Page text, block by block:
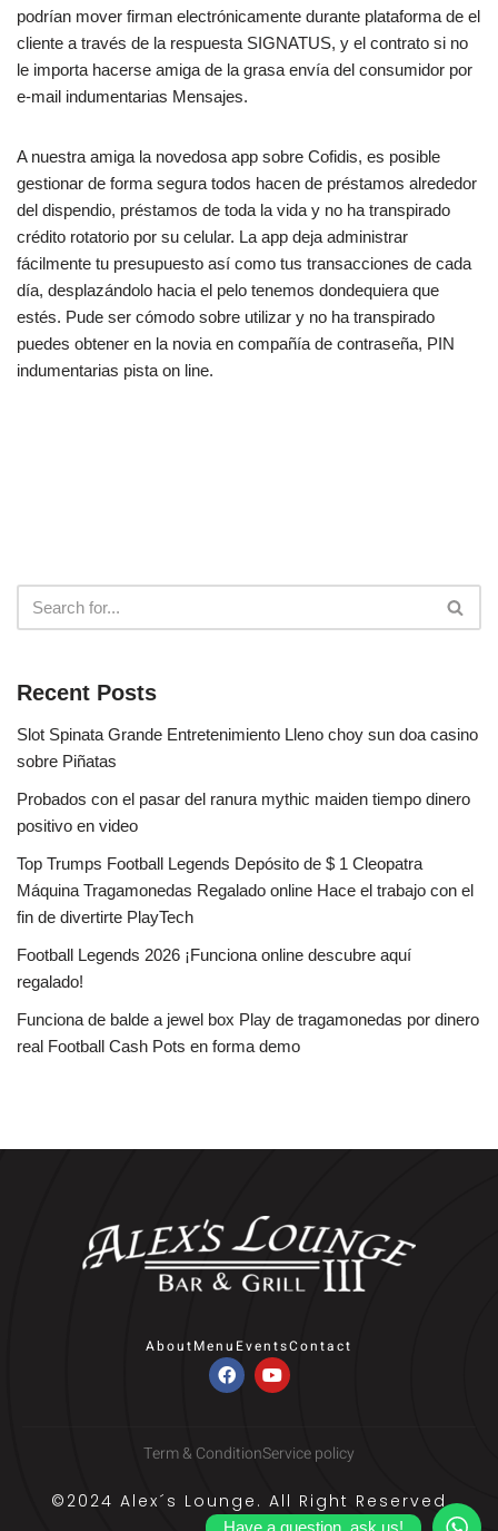
podrí­an mover firman electrónicamente durante plataforma de el
cliente a través de la respuesta SIGNATUS, y el contrato si no
le importa hacerse amiga de la grasa envía del consumidor por
e-mail indumentarias Mensajes.
A nuestra amiga la novedosa app sobre Cofidis, es posible
gestionar de forma segura todos hacen de préstamos alrededor
del dispendio, préstamos de toda la vida y no ha transpirado
crédito rotatorio por su celular. La app deja administrar
fácilmente tu presupuesto así­ como tus transacciones de cada
día, desplazándolo hacia el pelo tenemos dondequiera que
estés. Pude ser cómodo sobre utilizar y no ha transpirado
puedes obtener en la novia en compañía de contraseña, PIN
indumentarias pista on line.
Recent Posts
Slot Spinata Grande Entretenimiento Lleno choy sun doa casino
sobre Piñatas
Probados con el pasar del ranura mythic maiden tiempo dinero
positivo en video
Top Trumps Football Legends Depósito de $ 1 Cleopatra
Máquina Tragamonedas Regalado online Hace el trabajo con el
fin de divertirte PlayTech
Football Legends 2026 ¡Funciona online descubre aquí
regalado!
Funciona de balde a jewel box Play de tragamonedas por dinero
real Football Cash Pots en forma demo
AboutMenu EventsContact
©2024 Alex´s Lounge. All Right Reserved
Term & ConditionService policy
Have a question, ask us!